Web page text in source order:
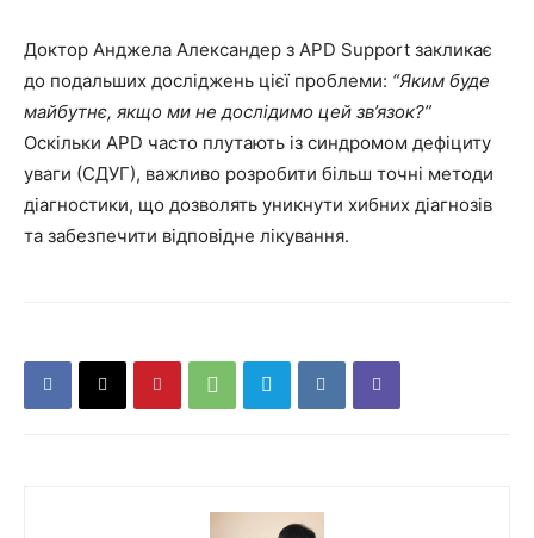
Доктор Анджела Александер з APD Support закликає
до подальших досліджень цієї проблеми: “Яким буде
майбутнє, якщо ми не дослідимо цей зв’язок?”
Оскільки APD часто плутають із синдромом дефіциту
уваги (СДУГ), важливо розробити більш точні методи
діагностики, що дозволять уникнути хибних діагнозів
та забезпечити відповідне лікування.